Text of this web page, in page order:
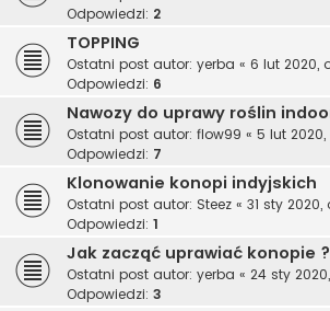
Odpowiedzi: 2
TOPPING
Ostatni post autor: yerba « 6 lut 2020,
Odpowiedzi: 6
Nawozy do uprawy roślin
Ostatni post autor: flow99 « 5 lut 2020,
Odpowiedzi: 7
Klonowanie konopi indyjskich
Ostatni post autor: Steez « 31 sty 2020,
Odpowiedzi: 1
Jak zacząć uprawiać konopie ?
Ostatni post autor: yerba « 24 sty 2020,
Odpowiedzi: 3